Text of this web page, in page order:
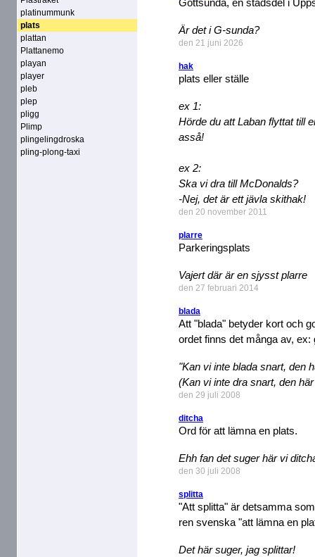
platinummunk
plats
plattan
Plattanemo
playan
player
pleb
plep
pligg
Plimp
plingelingdroska
pling-plong-taxi
Gottsunda, en stadsdel i
Är det i G-sunda?
den 21 juni 2026
hak
plats eller ställe
ex 1:
Hörde du att Laban flyttat till
asså!
ex 2:
Ska vi dra till McDonalds?
-Nej, det är ett jävla skithak!
den 20 november 2011
plarre
Parkeringsplats
Vajert där är en sjysst plarre
den 27 februari 2014
blada
Att "blada" betyder kort och
ordet finns det många av, ex:
"Kan vi inte blada snart, den
(Kan vi inte dra snart, den
den 29 juli 2008
ditcha
Ord för att lämna en plats.
Ehh fan det suger här vi
den 30 juli 2008
splitta
"Att splitta" är detsamma
ren svenska "att lämna en
Det här suger, jag splittar!